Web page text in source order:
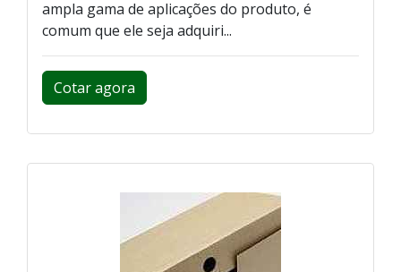
ampla gama de aplicações do produto, é
comum que ele seja adquiri...
Cotar agora